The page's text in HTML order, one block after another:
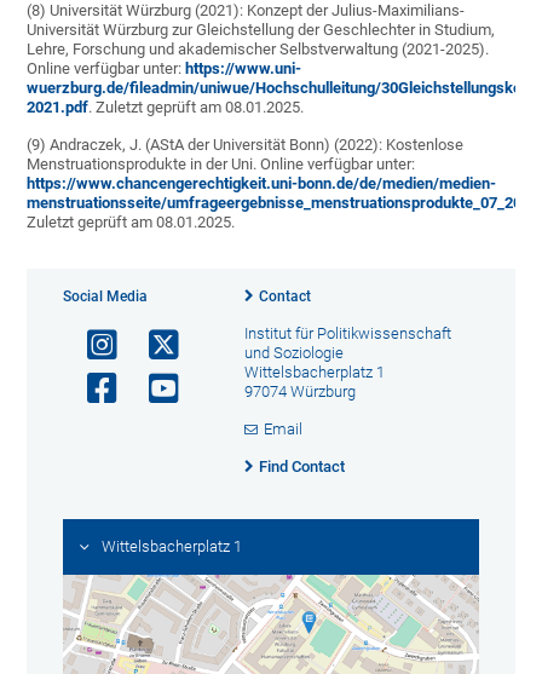
(8) Universität Würzburg (2021): Konzept der Julius-Maximilians-
Universität Würzburg zur Gleichstellung der Geschlechter in Studium,
Lehre, Forschung und akademischer Selbstverwaltung (2021-2025).
Online verfügbar unter: https://www.uni-
wuerzburg.de/fileadmin/uniwue/Hochschulleitung/
2021.pdf. Zuletzt geprüft am 08.01.2025.
(9) Andraczek, J. (AStA der Universität Bonn) (2022): Kostenlose
Menstruationsprodukte in der Uni. Online verfügbar unter:
https://www.chancengerechtigkeit.uni-bonn.de/de/medien/medien-
menstruationsseite/
Zuletzt geprüft am 08.01.2025.
Social Media Contact
Institut für Politikwissenschaft
und Soziologie
Wittelsbacherplatz 1
97074 Würzburg
Email
Find Contact
Wittelsbacherplatz 1